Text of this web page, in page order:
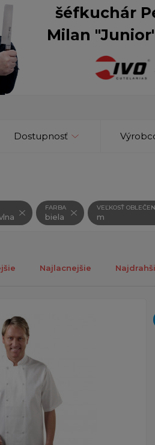
šéfkuchár
Milan
Dostupnosť
FARBA
biela
VEĽKOSŤ
m
Najlacnejšie